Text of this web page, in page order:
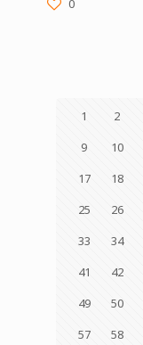
0
1 2
9
10
17
18
25
26
33
34
41
42
49
50
57
58